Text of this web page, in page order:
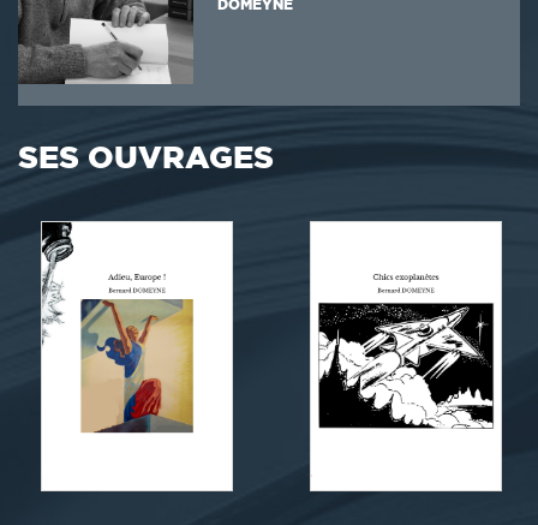
DOMEYNE
SES OUVRAGES